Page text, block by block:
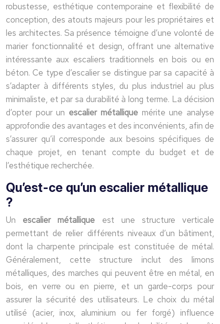
robustesse, esthétique contemporaine et flexibilité de
conception, des atouts majeurs pour les propriétaires et
les architectes. Sa présence témoigne d’une volonté de
marier fonctionnalité et design, offrant une alternative
intéressante aux escaliers traditionnels en bois ou en
béton. Ce type d’escalier se distingue par sa capacité à
s’adapter à différents styles, du plus industriel au plus
minimaliste, et par sa durabilité à long terme. La décision
d’opter pour un escalier métallique mérite une analyse
approfondie des avantages et des inconvénients, afin de
s’assurer qu’il corresponde aux besoins spécifiques de
chaque projet, en tenant compte du budget et de
l’esthétique recherchée.
Qu’est-ce qu’un escalier métallique
?
Un escalier métallique est une structure verticale
permettant de relier différents niveaux d’un bâtiment,
dont la charpente principale est constituée de métal.
Généralement, cette structure inclut des limons
métalliques, des marches qui peuvent être en métal, en
bois, en verre ou en pierre, et un garde-corps pour
assurer la sécurité des utilisateurs. Le choix du métal
utilisé (acier, inox, aluminium ou fer forgé) influence